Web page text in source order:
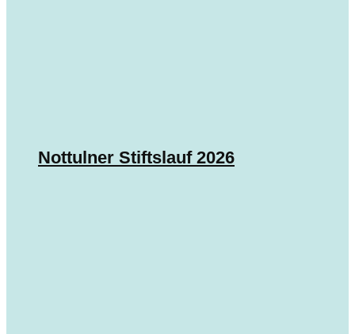
Nottulner Stiftslauf 2026